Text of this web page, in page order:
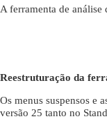
A ferramenta de
Reestruturação da
Os menus suspensos e
versão 25 tanto no